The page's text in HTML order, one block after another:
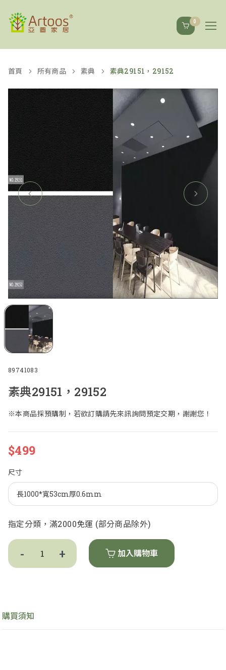
0
首頁 所有商品 素典 素典29151，29152
89741083
素典29151，29152
※本商品採預購制，若欲訂購請先來訊詢問預定交期，謝謝您！
$499
尺寸
指定分類，滿2000免運 (部分商品除外)
- + 加入購物車
購買須知